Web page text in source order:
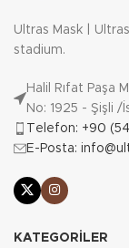
Ultras Mask |
stadium.
Halil Rıfat Paşa
No: 1925 - Şişli /
Telefon: +90
E-Posta:
KATEGORILER